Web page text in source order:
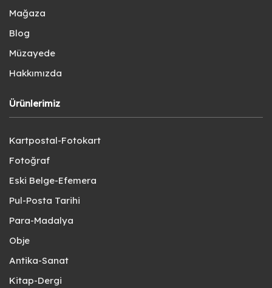
Mağaza
Blog
Müzayede
Hakkımızda
Ürünlerimiz
Kartpostal-Fotokart
Fotoğraf
Eski Belge-Efemera
Pul-Posta Tarihi
Para-Madalya
Obje
Antika-Sanat
Kitap-Dergi